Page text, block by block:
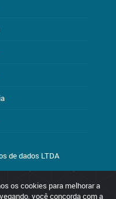
de dados LTDA
de digitação, assim como
os cookies para melhorar a
você concorda com a